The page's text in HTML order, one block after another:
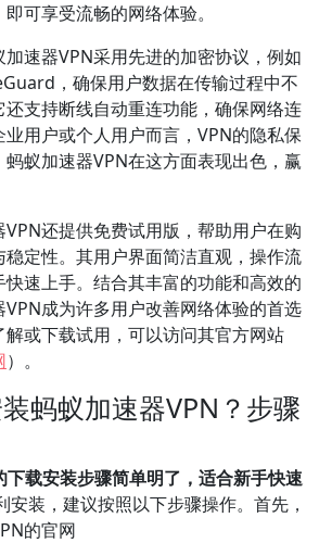
可享受流畅的网络体验。
速器VPN采用先进的加密协议，例如
，确保用户数据在传输过程中不
支持断线自动重连功能，确保网络连
用户或个人用户而言，VPN的隐私保
蚁加速器VPN在这方面表现出色，赢
还提供免费试用版，帮助用户在购
定性。其用户界面简洁直观，操作流
速上手。结合其丰富的功能和高效的
成为许多用户改善网络体验的首选
或下载试用，可以访问其官方网站
）。
蚂蚁加速器VPN？步骤
下载安装步骤简单明了，适合新手快速
安装，建议按照以下步骤操作。首先，
的官网